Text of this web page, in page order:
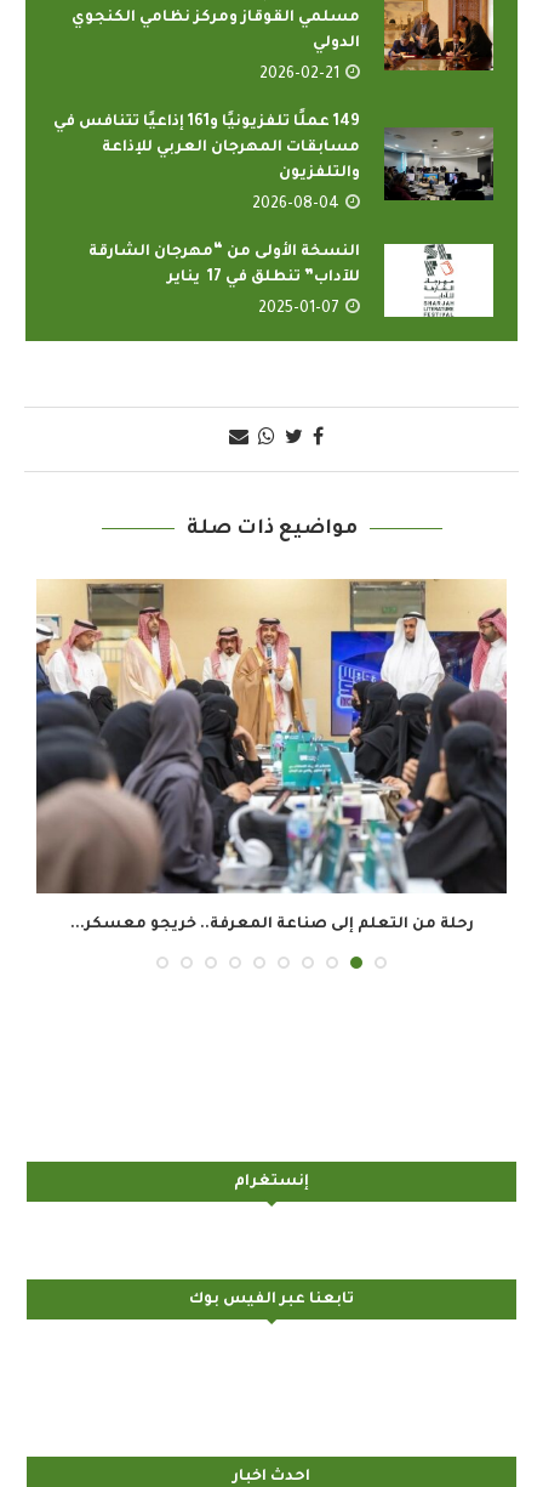
مسلمي القوقاز ومركز نظامي الكنجوي
الدولي
2026-02-21
149 عملًا تلفزيونيًا و161 إذاعيًا تتنافس في
مسابقات المهرجان العربي للإذاعة
والتلفزيون
2026-08-04
النسخة الأولى من “مهرجان الشارقة
للآداب” تنطلق في 17 يناير
2025-01-07
مواضيع ذات صلة
رحلة من التعلم إلى صناعة المعرفة.. خريجو معسكر...
إنستغرام
تابعنا عبر الفيس بوك
احدث اخبار